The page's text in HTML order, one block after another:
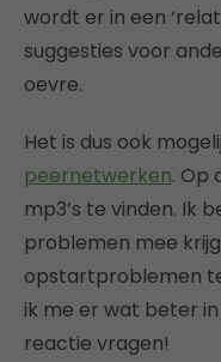
wordt er in een
suggesties voor
oevre.
Het is dus ook
peernetwerken. Op
mp3’s te vinden. Ik
problemen mee
opstartproblemen
ik me er wat beter
reactie vragen!